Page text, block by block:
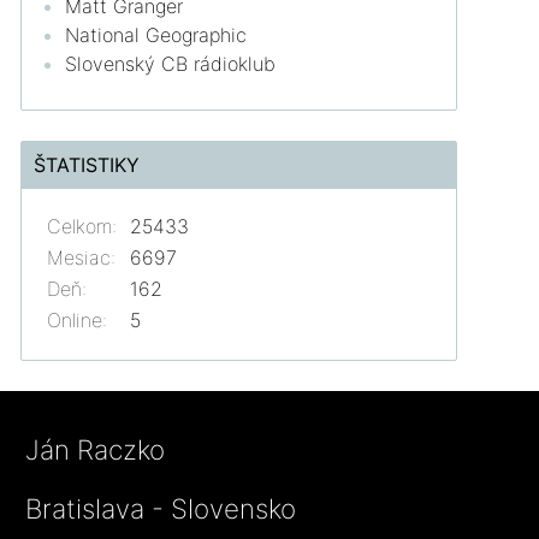
Matt Granger
National Geographic
Slovenský CB rádioklub
ŠTATISTIKY
Online: 5
Celkom:
25433
Mesiac:
6697
Deň:
162
Ján Raczko
Bratislava - Slovensko